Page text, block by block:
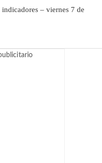
indicadores – viernes 7 de